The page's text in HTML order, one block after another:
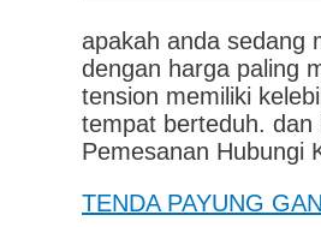
apakah anda sedang
dengan harga paling
tension memiliki
tempat berteduh.
Pemesanan Hubungi
TENDA PAYUNG